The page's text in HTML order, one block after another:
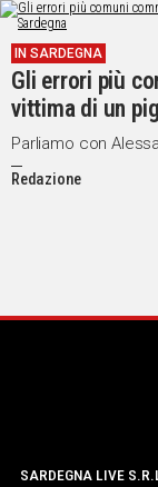
IN SARDEGNA
Gli errori più
vittima di un
Sardegna
Parliamo con
Redazione
SARDEGNA LIVE